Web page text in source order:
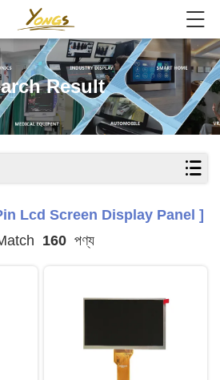
Result
Lcd Screen Display Panel ]
160 পণ্য